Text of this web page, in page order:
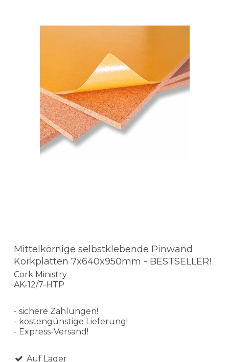
Mittelkörnige selbstklebende Pinwand
Korkplatten 7x640x950mm - BESTSELLER!
Cork Ministry
AK-12/7-HTP
- sichere Zahlungen!
- kostengünstige Lieferung!
- Express-Versand!
Auf Lager